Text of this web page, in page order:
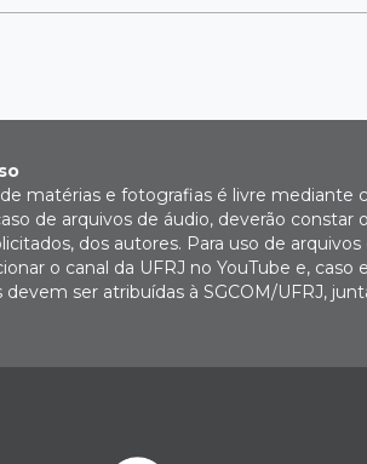
matérias e fotografias é livre mediante
de arquivos de áudio, deverão constar
dos autores. Para uso de
o canal da UFRJ no YouTube e, caso
devem ser atribuídas à SGCOM/UFRJ,